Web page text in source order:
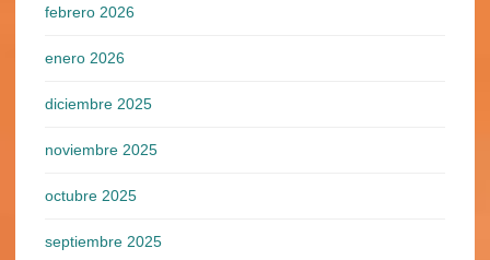
febrero 2026
enero 2026
diciembre 2025
noviembre 2025
octubre 2025
septiembre 2025